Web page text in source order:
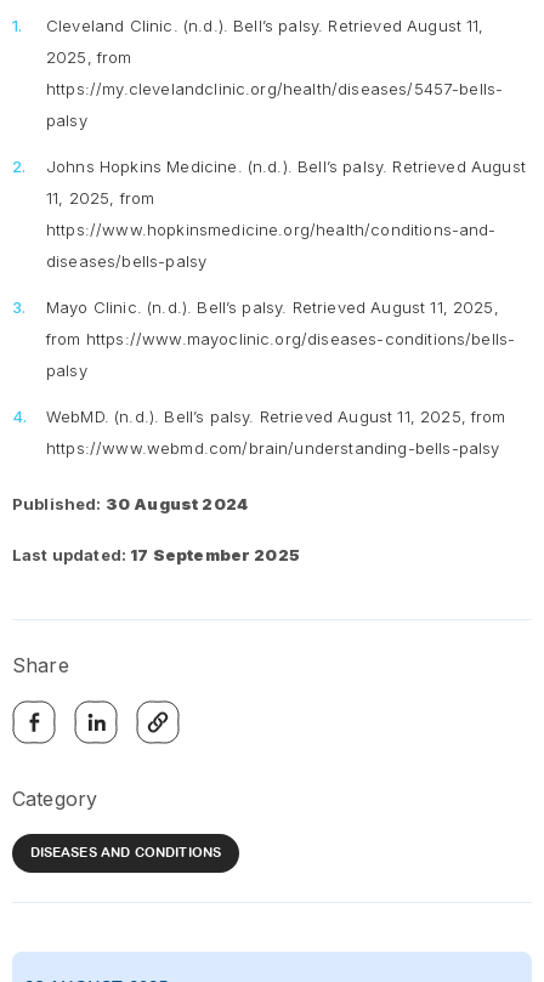
Cleveland Clinic. (n.d.). Bell’s palsy. Retrieved August 11,
2025, from
https://my.clevelandclinic.org/health/diseases/5457-bells-
palsy
Johns Hopkins Medicine. (n.d.). Bell’s palsy. Retrieved August
11, 2025, from
https://www.hopkinsmedicine.org/health/conditions-and-
diseases/bells-palsy
Mayo Clinic. (n.d.). Bell’s palsy. Retrieved August 11, 2025,
from https://www.mayoclinic.org/diseases-conditions/bells-
palsy
WebMD. (n.d.). Bell’s palsy. Retrieved August 11, 2025, from
https://www.webmd.com/brain/understanding-bells-palsy
Published: 30 August 2024
Last updated: 17 September 2025
Share
Category
DISEASES AND CONDITIONS